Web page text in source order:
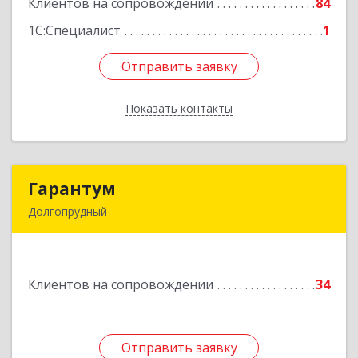
1С:Специалист
1
Отправить заявку
Показать контакты
Подробнее
Отправить заявку
Назад
Гарантум
Долгопрудный
Клиентов на сопровождении 34
Отправить заявку
Подробнее
Отправить заявку